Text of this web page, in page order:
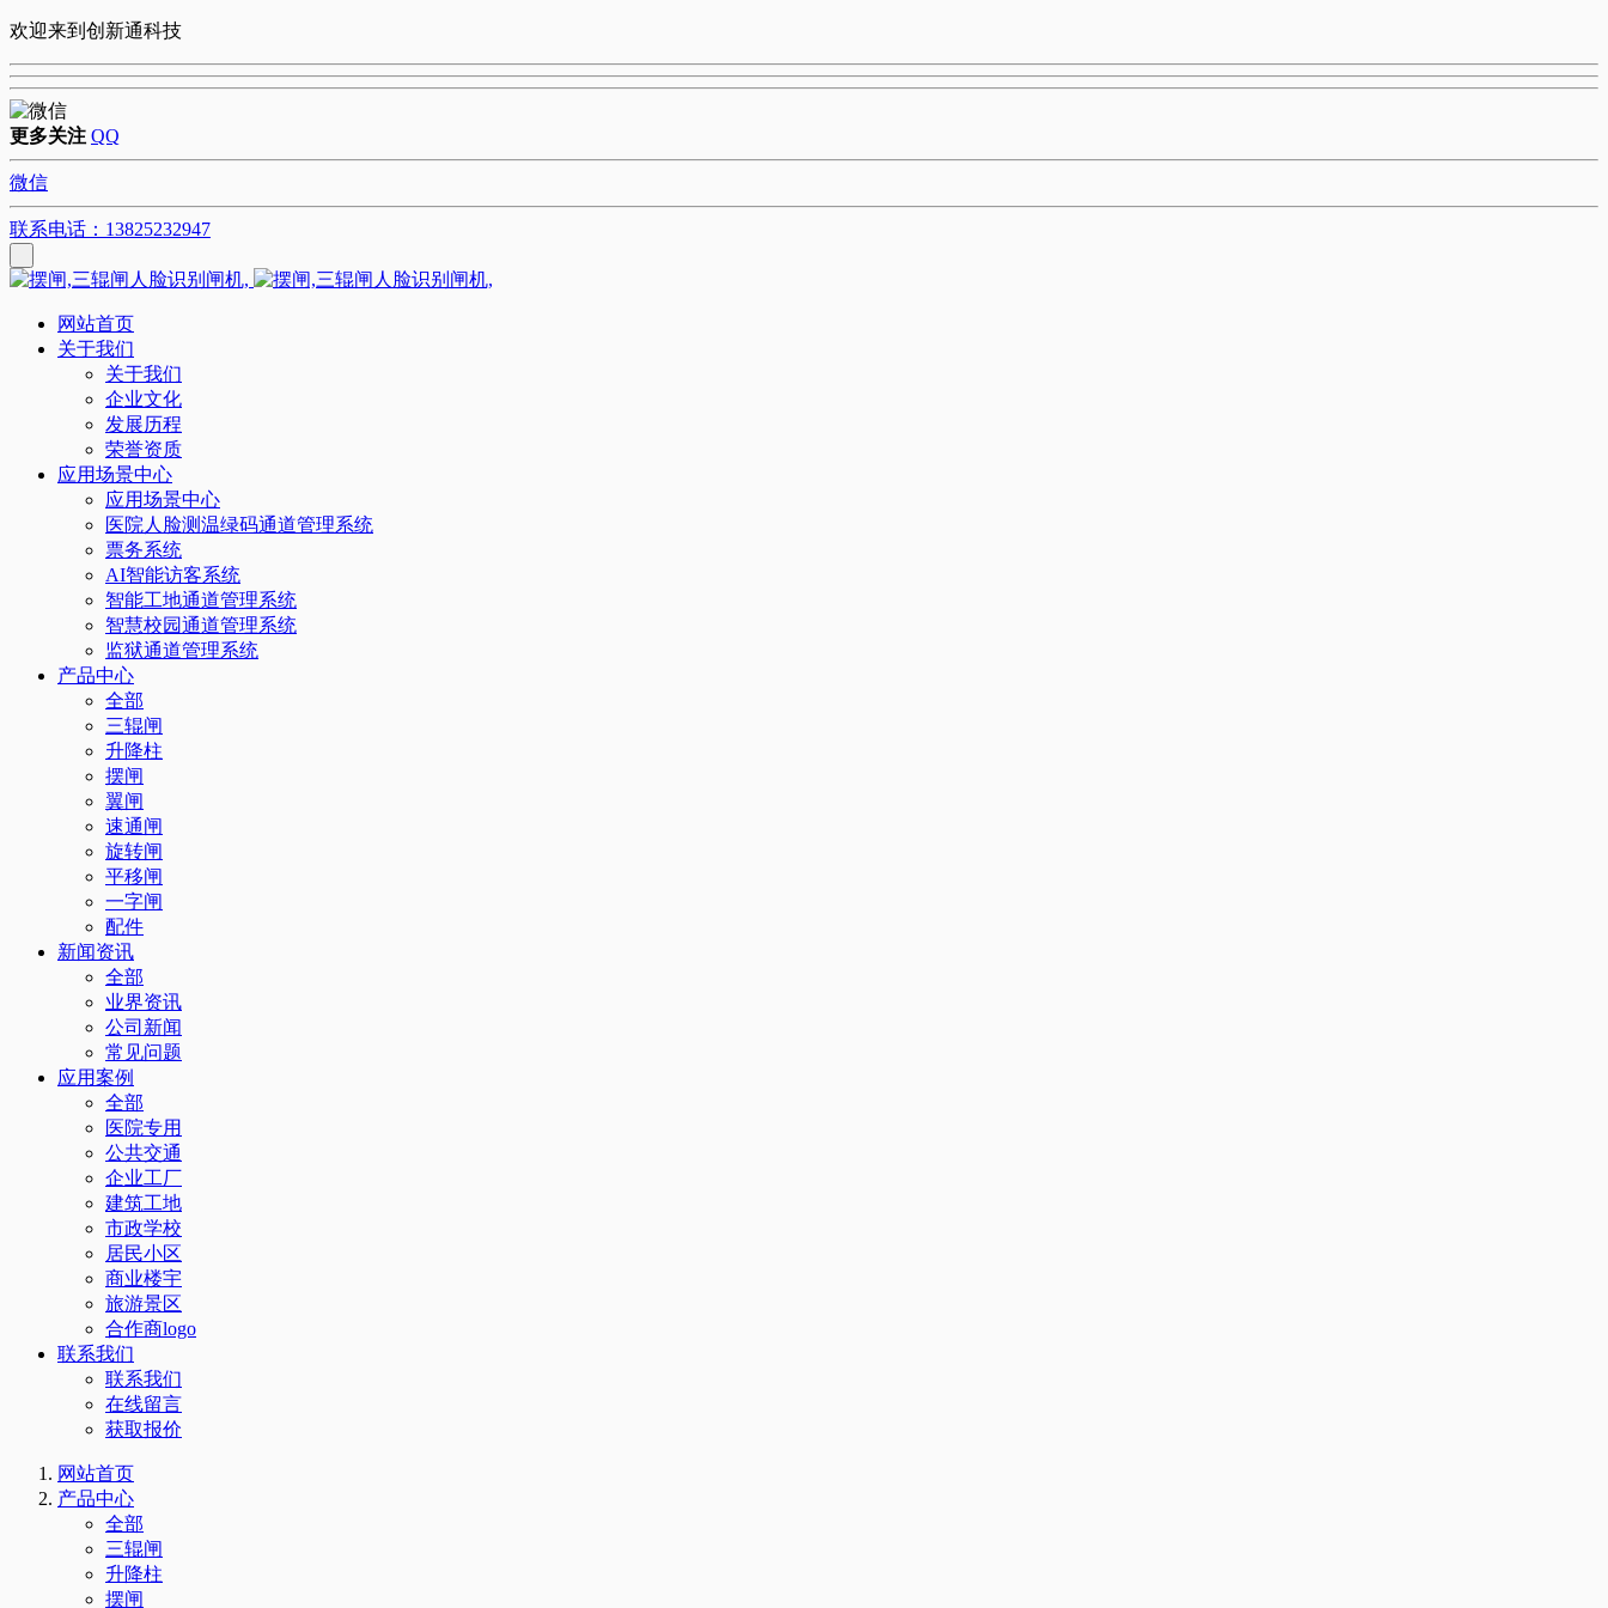
欢迎来到创新通科技
更多关注 QQ
微信
联系电话：13825232947
网站首页
关于我们
关于我们
企业文化
发展历程
荣誉资质
应用场景中心
应用场景中心
医院人脸测温绿码通道管理系统
票务系统
AI智能访客系统
智能工地通道管理系统
智慧校园通道管理系统
监狱通道管理系统
产品中心
全部
三辊闸
升降柱
摆闸
翼闸
速通闸
旋转闸
平移闸
一字闸
配件
新闻资讯
全部
业界资讯
公司新闻
常见问题
应用案例
全部
医院专用
公共交通
企业工厂
建筑工地
市政学校
居民小区
商业楼宇
旅游景区
合作商logo
联系我们
联系我们
在线留言
获取报价
网站首页
产品中心
全部
三辊闸
升降柱
摆闸